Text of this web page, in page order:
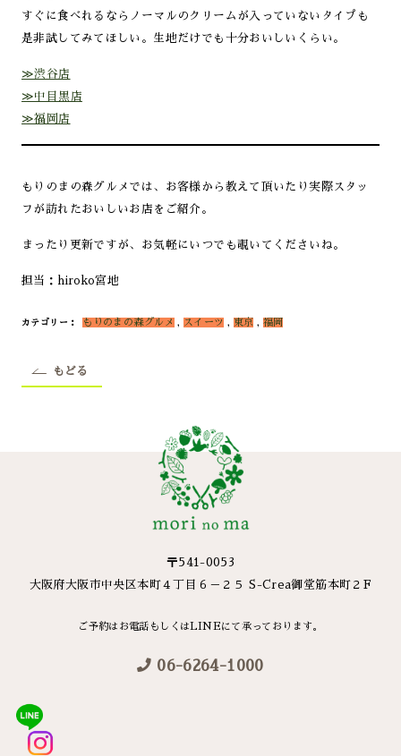
すぐに食べれるならノーマルのクリームが入っていないタイプも
是非試してみてほしい。生地だけでも十分おいしいくらい。
≫渋谷店
≫中目黒店
≫福岡店
もりのまの森グルメでは、お客様から教えて頂いたり実際スタッ
フが訪れたおいしいお店をご紹介。
まったり更新ですが、お気軽にいつでも覗いてくださいね。
担当：hiroko宮地
カテゴリー もりのまの森グルメ , スイーツ , 東京 , 福岡
もどる
〒541-0053
大阪府大阪市中央区本町４丁目６－２５ S-Crea御堂筋本町２F
ご予約はお電話もしくはLINEにて承っております。
06-6264-1000